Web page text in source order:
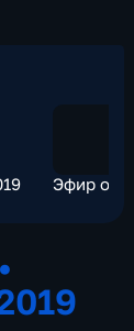
Эфир от
•